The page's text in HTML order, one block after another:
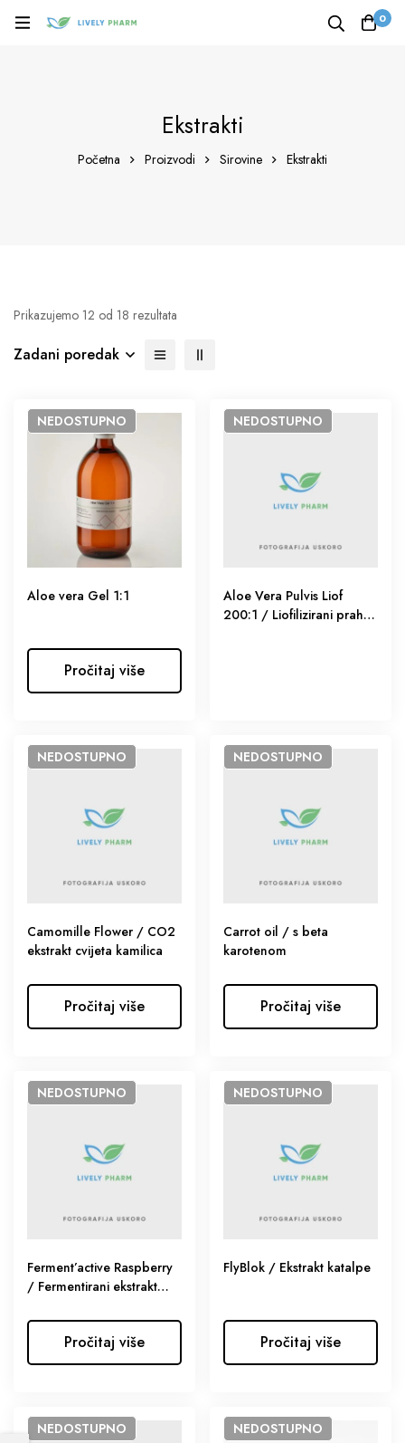
0
Ekstrakti
Početna Proizvodi Sirovine Ekstrakti
Prikazujemo 12 od 18 rezultata
Zadani poredak
NEDOSTUPNO
Aloe vera Gel 1:1
Pročitaj više
NEDOSTUPNO
Aloe Vera Pulvis Liof
200:1 / Liofilizirani prah
NEDOSTUPNO
Camomille Flower / CO2
ekstrakt cvijeta kamilica
Pročitaj više
NEDOSTUPNO
Carrot oil / s beta
karotenom
Pročitaj više
NEDOSTUPNO
Ferment’active Raspberry
/ Fermentirani ekstrakt
Pročitaj više
NEDOSTUPNO
FlyBlok / Ekstrakt katalpe
Pročitaj više
NEDOSTUPNO NEDOSTUPNO